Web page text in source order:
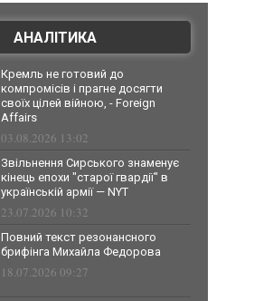
АНАЛІТИКА
Кремль не готовий до
компромісів і прагне досягти
своїх цілей війною, - Foreign
Affairs
03.08.2026 13:02
Звільнення Сирського знаменує
кінець епохи "старої гвардії" в
українській армії — NYT
23.07.2026 10:32
Повний текст резонансного
брифінга Михайла Федорова
18.07.2026 09:27